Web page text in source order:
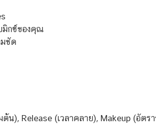
กซ์ของคุณ
ชัด
), Release (เวลาคลาย), Makeup (อัตร